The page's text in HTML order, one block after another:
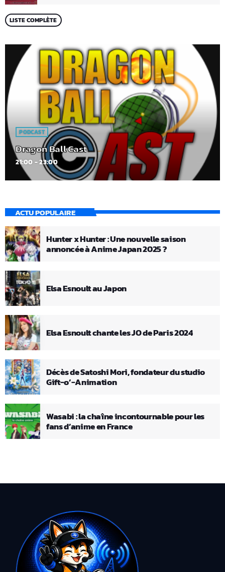
LISTE COMPLÈTE
PODCAST
Dragon Ball Cast
21:00 - 23:00
ACTU POPULAIRE
Hunter x Hunter : Une nouvelle saison
annoncée à Anime Japan 2025 ?
Elsa Esnoult au Japon
Elsa Esnoult chante les JO de Paris 2024
Décès de Satoshi Mori, fondateur du studio
Gift-o’-Animation
Wasabi : la chaîne incontournable pour les
fans d’anime en France